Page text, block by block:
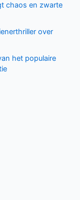
chaos en zwarte
over
het populaire